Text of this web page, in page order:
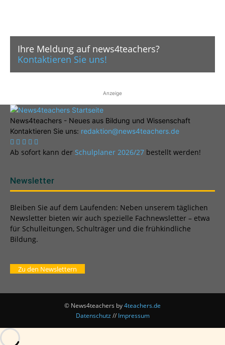
Ihre Meldung auf news4teachers?
Kontaktieren Sie uns!
Anzeige
News4teachers - Neues aus Bildung und Wissenschaft
Kontaktieren Sie uns: redaktion@news4teachers.de
Ab sofort kann der Schulplaner 2026/27 bestellt werden!
Newsletter
Bleiben Sie auf dem Laufenden: Neben unserem täglichen
Newsletter bieten wir auch spezielle Fachnewsletter – etwa
für Schulleitungen, Schulträger und die frühkindliche
Bildung.
Zu den Newslettern
© News4teachers by4teachers.de
Datenschutz // Impressum